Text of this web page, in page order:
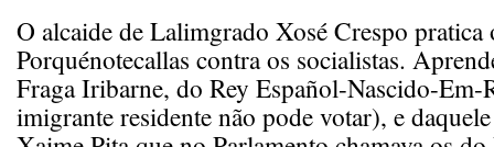
O alcaide de Lalimgrado Xosé Crespo pratica
Porquénotecallas contra os socialistas.
Fraga Iribarne, do Rey Español-Nascido-Em-
imigrante residente não pode votar), e